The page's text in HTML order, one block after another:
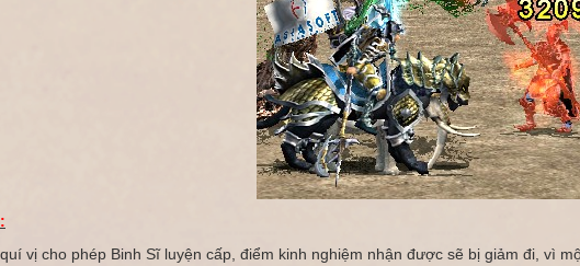
vị cho phép Binh Sĩ luyện cấp, điểm kinh nghiệm nhận được sẽ bị giảm đi, vì